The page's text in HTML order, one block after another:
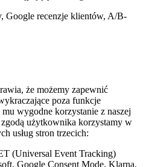
Google recenzje klientów, A/B-
że możemy zapewnić
poza funkcje
wygodne korzystanie z naszej
użytkownika korzystamy w
usług stron trzecich:
(Universal Event Tracking)
Google Consent Mode, Klarna,